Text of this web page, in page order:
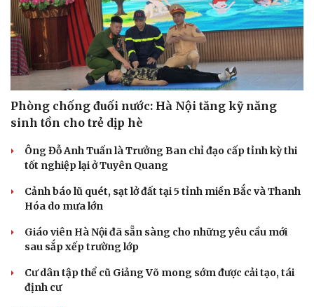
Phòng chống đuối nước: Hà Nội tăng kỹ năng
sinh tồn cho trẻ dịp hè
Ông Đỗ Anh Tuấn là Trưởng Ban chỉ đạo cấp tỉnh kỳ thi
tốt nghiệp lại ở Tuyên Quang
Cảnh báo lũ quét, sạt lở đất tại 5 tỉnh miền Bắc và Thanh
Hóa do mưa lớn
Giáo viên Hà Nội đã sẵn sàng cho những yêu cầu mới
sau sắp xếp trường lớp
Cư dân tập thể cũ Giảng Võ mong sớm được cải tạo, tái
định cư